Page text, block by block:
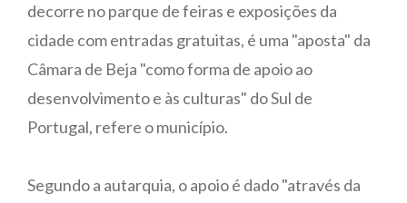
decorre no parque de feiras e exposições da
cidade com entradas gratuitas, é uma "aposta" da
Câmara de Beja "como forma de apoio ao
desenvolvimento e às culturas" do Sul de
Portugal, refere o município.
Segundo a autarquia, o apoio é dado "através da